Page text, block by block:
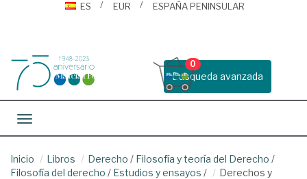
ES
EUR ESPAÑA PENINSULAR
Busqueda avanzada
0
Toggle navigation
Inicio Libros Derecho / Filosofía y teoría del Derecho /
Filosofía del derecho / Estudios y ensayos /
Derechos y